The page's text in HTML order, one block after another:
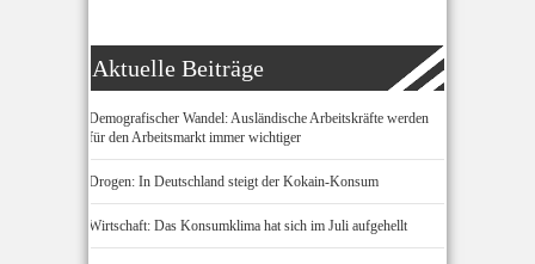
Aktuelle Beiträge
Demografischer Wandel: Ausländische Arbeitskräfte werden
für den Arbeitsmarkt immer wichtiger
Drogen: In Deutschland steigt der Kokain-Konsum
Wirtschaft: Das Konsumklima hat sich im Juli aufgehellt